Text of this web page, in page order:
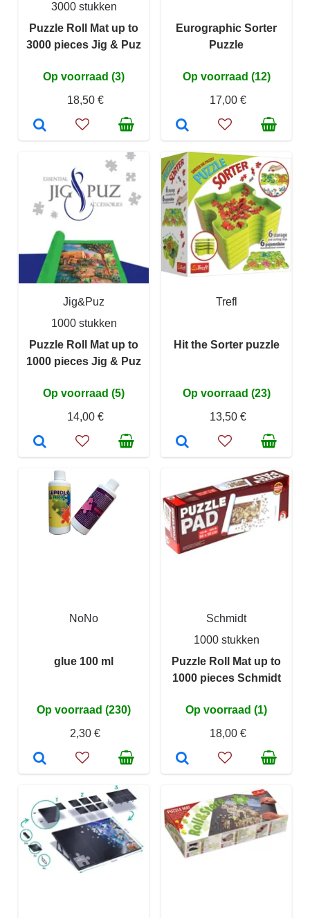
3000 stukken
Puzzle Roll Mat up to
3000 pieces Jig & Puz
Op voorraad (3)
18,50 €
Eurographic Sorter
Puzzle
Op voorraad (12)
17,00 €
Jig&Puz
1000 stukken
Puzzle Roll Mat up to
1000 pieces Jig & Puz
Op voorraad (5)
14,00 €
Trefl
Hit the Sorter puzzle
Op voorraad (23)
13,50 €
NoNo
glue 100 ml
Op voorraad (230)
2,30 €
Schmidt
1000 stukken
Puzzle Roll Mat up to
1000 pieces Schmidt
Op voorraad (1)
18,00 €